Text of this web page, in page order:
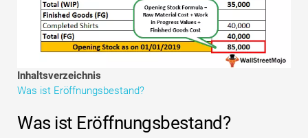
Tutorials zur Finanzmodellierung
Vollständige Form
Risikomanagement-Tutorials
Inhaltsverzeichnis
Was ist Eröffnungsbestand?
Was ist Eröffnungsbestand?